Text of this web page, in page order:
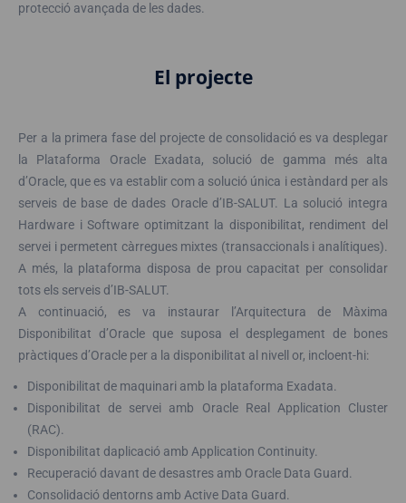
protecció avançada de les dades.
El projecte
Per a la primera fase del projecte de consolidació es va desplegar
la Plataforma Oracle Exadata, solució de gamma més alta
d’Oracle, que es va establir com a solució única i estàndard per als
serveis de base de dades Oracle d’IB-SALUT. La solució integra
Hardware i Software optimitzant la disponibilitat, rendiment del
servei i permetent càrregues mixtes (transaccionals i analítiques).
A més, la plataforma disposa de prou capacitat per consolidar
tots els serveis d’IB-SALUT.
A continuació, es va instaurar l’Arquitectura de Màxima
Disponibilitat d’Oracle que suposa el desplegament de bones
pràctiques d’Oracle per a la disponibilitat al nivell or, incloent-hi:
Disponibilitat de maquinari amb la plataforma Exadata.
Disponibilitat de servei amb Oracle Real Application Cluster
(RAC).
Disponibilitat daplicació amb Application Continuity.
Recuperació davant de desastres amb Oracle Data Guard.
Consolidació dentorns amb Active Data Guard.